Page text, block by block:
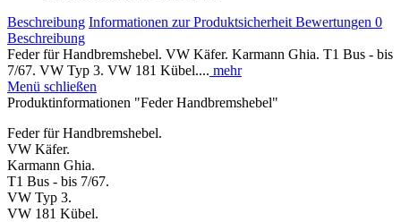
Beschreibung Informationen zur Produktsicherheit Bewertungen 0
Beschreibung
Feder für Handbremshebel. VW Käfer. Karmann Ghia. T1 Bus - bis
7/67. VW Typ 3. VW 181 Kübel.... mehr
Menü schließen
Produktinformationen "Feder Handbremshebel"
Feder für Handbremshebel.
VW Käfer.
Karmann Ghia.
T1 Bus - bis 7/67.
VW Typ 3.
VW 181 Kübel.